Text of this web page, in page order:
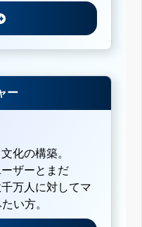
ー
化の構築。
ザーとまだ
万人に対してマ
い方。